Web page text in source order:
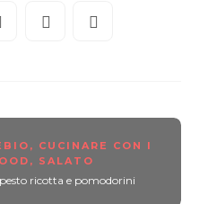
, CUCINARE CON I
, SALATO
ricotta e pomodorini